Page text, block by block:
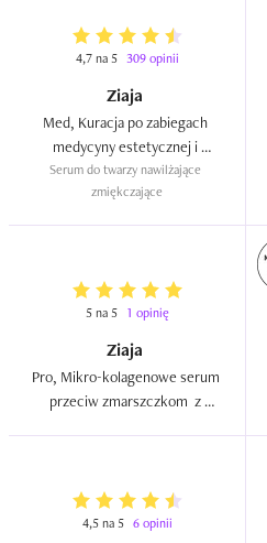
4,7 na 5 309 opinii
Ziaja
Med, Kuracja po zabiegach
medycyny estetycznej i
wysuszających skórę `Siemię
lniane`
Serum do twarzy nawilżające
zmiękczające
5 na 5 1 opinię
Ziaja
Pro, Mikro-kolagenowe serum
przeciw zmarszczkom  z
4,5 na 5 6 opinii